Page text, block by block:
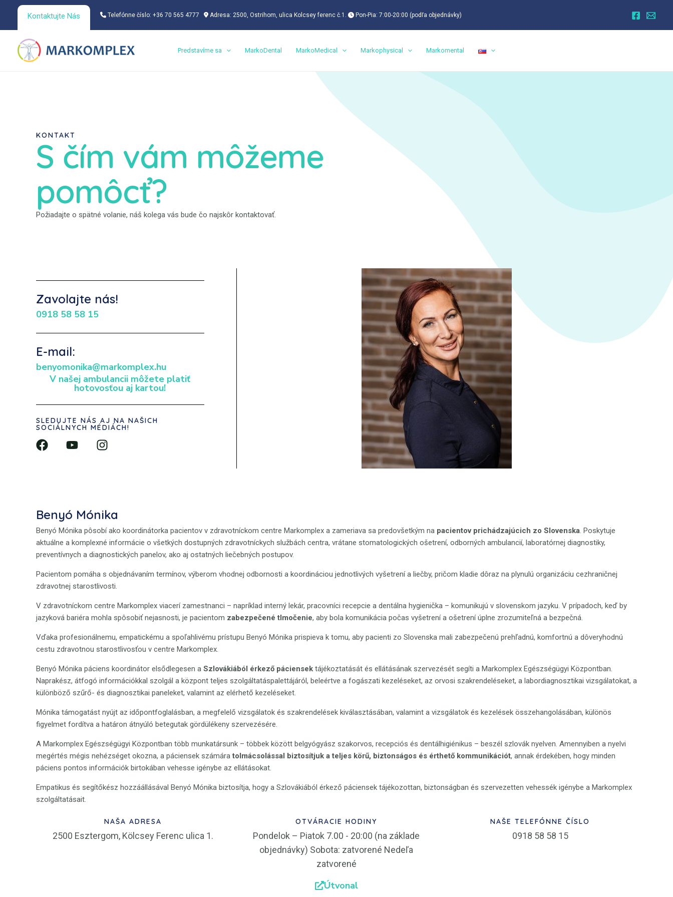
Preskočiť
obsah
Kontaktujte Nás Telefónne číslo: +36 70 565 4777 Adresa: 2500, Ostrihom, ulica Kolcsey ferenc č.1. Pon-Pia: 7:00-20:00 (podľa objednávky)
Predstavíme sa MarkoDental MarkoMedical Markophysical Markomental
KONTAKT
S čím vám môžeme
pomôcť?
Požiadajte o spätné volanie, náš kolega vás bude čo najskôr kontaktovať.
Zavolajte nás!
0918 58 58 15
E-mail:
benyomonika@markomplex.hu
V našej ambulancii môžete platiť
hotovosťou aj kartou!
SLEDUJTE NÁS AJ NA NAŠICH
SOCIÁLNYCH MÉDIÁCH!
F
o
k
Y
e
I
r
a
m
Benyó Mónika
Benyó Mónika pôsobí ako koordinátorka pacientov v zdravotníckom centre Markomplex a zameriava sa predovšetkým na pacientov prichádzajúcich zo Slovenska. Poskytuje
aktuálne a komplexné informácie o všetkých dostupných zdravotníckych službách centra, vrátane stomatologických ošetrení, odborných ambulancií, laboratórnej diagnostiky,
preventívnych a diagnostických panelov, ako aj ostatných liečebných postupov.
Pacientom pomáha s objednávaním termínov, výberom vhodnej odbornosti a koordináciou jednotlivých vyšetrení a liečby, pričom kladie dôraz na plynulú organizáciu cezhraničnej
zdravotnej starostlivosti.
V zdravotníckom centre Markomplex viacerí zamestnanci – napríklad interný lekár, pracovníci recepcie a dentálna hygienička – komunikujú v slovenskom jazyku. V prípadoch, keď by
jazyková bariéra mohla spôsobiť nejasnosti, je pacientom zabezpečené tlmočenie, aby bola komunikácia počas vyšetrení a ošetrení úplne zrozumiteľná a bezpečná.
Vďaka profesionálnemu, empatickému a spoľahlivému prístupu Benyó Mónika prispieva k tomu, aby pacienti zo Slovenska mali zabezpečenú prehľadnú, komfortnú a dôveryhodnú
cestu zdravotnou starostlivosťou v centre Markomplex.
Benyó Mónika páciens koordinátor elsődlegesen a Szlovákiából érkező páciensek tájékoztatását és ellátásának szervezését segíti a Markomplex Egészségügyi Központban.
Naprakész, átfogó információkkal szolgál a központ teljes szolgáltatáspalettájáról, beleértve a fogászati kezeléseket, az orvosi szakrendeléseket, a labordiagnosztikai vizsgálatokat, a
különböző szűrő- és diagnosztikai paneleket, valamint az elérhető kezeléseket.
Mónika támogatást nyújt az időpontfoglalásban, a megfelelő vizsgálatok és szakrendelések kiválasztásában, valamint a vizsgálatok és kezelések összehangolásában, különös
figyelmet fordítva a határon átnyúló betegutak gördülékeny szervezésére.
A Markomplex Egészségügyi Központban több munkatársunk – többek között belgyógyász szakorvos, recepciós és dentálhigiénikus – beszél szlovák nyelven. Amennyiben a nyelvi
megértés mégis nehézséget okozna, a páciensek számáratolmácsolással biztosítjuk a teljes körű, biztonságos és érthető kommunikációt, annak érdekében, hogy minden
páciens pontos információk birtokában vehesse igénybe az ellátásokat.
Empatikus és segítőkész hozzáállásával Benyó Mónika biztosítja, hogy a Szlovákiából érkező páciensek tájékozottan, biztonságban és szervezetten vehessék igénybe a Markomplex
szolgáltatásait.
NAŠA ADRESA
2500 Esztergom, Kölcsey Ferenc ulica 1.
OTVÁRACIE HODINY
Pondelok – Piatok 7.00 - 20:00 (na základe
objednávky) Sobota: zatvorené Nedeľa
zatvorené
NAŠE TELEFÓNNE ČÍSLO
0918 58 58 15
Útvonal